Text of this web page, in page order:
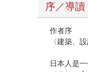
序／導讀
作者序
〈建築、
日本人是